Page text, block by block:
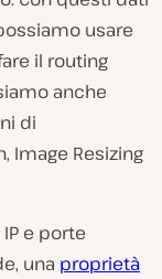
usare
il routing
anche
di
Image Resizing
e porte
una proprietà